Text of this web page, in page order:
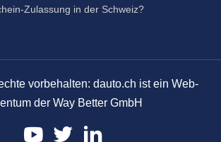
Zulassung in der Schweiz?
vorbehalten: dauto.ch ist ein Web-
der Way Better GmbH